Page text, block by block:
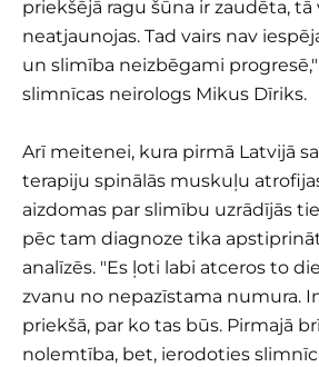
priekšējā ragu šūna ir zaudēta, tā
neatjaunojas. Tad vairs nav
un slimība neizbēgami
slimnīcas neirologs Mikus Dīriks.
Arī meitenei, kura pirmā Latvijā
terapiju spinālās muskuļu
aizdomas par slimību uzrādījās
pēc tam diagnoze tika
analīzēs. "Es ļoti labi atceros to
zvanu no nepazīstama numura.
priekšā, par ko tas būs. Pirmajā
nolemtība, bet, ierodoties